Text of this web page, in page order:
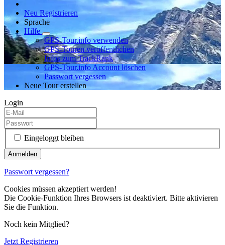
Neu Registrieren
Sprache
Hilfe
GPS-Tour.info verwenden
GPS-Touren veröffentlichen
Infos zum TrackRank
GPS-Tour.info Account löschen
Passwort vergessen
Neue Tour erstellen
Login
Eingeloggt bleiben
Passwort vergessen?
Cookies müssen akzeptiert werden!
Die Cookie-Funktion Ihres Browsers ist deaktiviert. Bitte aktivieren
Sie die Funktion.
Noch kein Mitglied?
Jetzt Registrieren